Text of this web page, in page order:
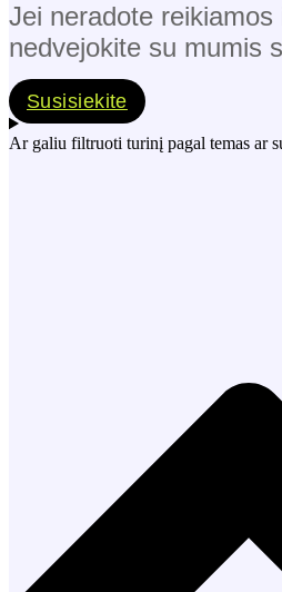
Jei neradote reikiamos
nedvejokite su mumis
Susisiekite
Ar galiu filtruoti turinį pagal temas ar